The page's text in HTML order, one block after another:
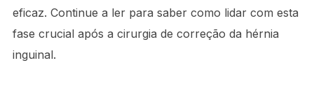
eficaz. Continue a ler para saber como lidar com esta
fase crucial após a cirurgia de correção da hérnia
inguinal.